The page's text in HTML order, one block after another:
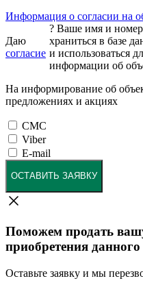
Информация о согласии на
Даю
согласие
? Ваше имя и номер
храниться в базе
и использоваться
информации об
На информирование об
предложениях и акциях
СМС
Viber
E-mail
ОСТАВИТЬ ЗАЯВКУ
Поможем продать
приобретения данного
Оставьте заявку и мы